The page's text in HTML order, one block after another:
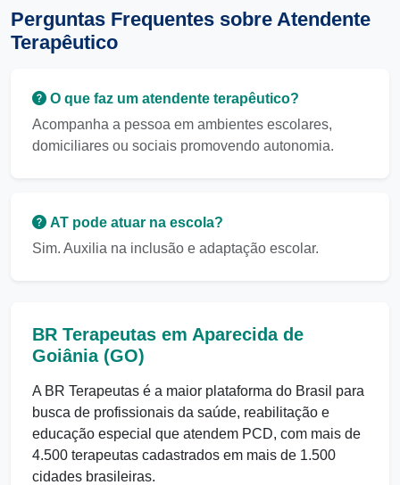
Perguntas Frequentes sobre Atendente
Terapêutico
O que faz um atendente terapêutico?
Acompanha a pessoa em ambientes escolares,
domiciliares ou sociais promovendo autonomia.
AT pode atuar na escola?
Sim. Auxilia na inclusão e adaptação escolar.
BR Terapeutas em Aparecida de
Goiânia (GO)
A BR Terapeutas é a maior plataforma do Brasil para
busca de profissionais da saúde, reabilitação e
educação especial que atendem PCD, com mais de
4.500 terapeutas cadastrados em mais de 1.500
cidades brasileiras.